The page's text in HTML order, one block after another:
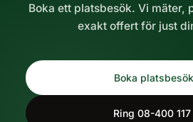
Boka ett platsbesök. Vi mäter,
exakt offert för just
Boka
Ring 08-400